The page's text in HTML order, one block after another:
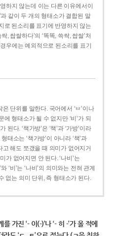
하지 않는데 이는 다른 이유에서이
과 같이 두 개의 형태소가 결합된 말
로 된소리를 표기에 반영하지 않는
, 쌉쌀하다’의 ‘똑똑, 쓱싹, 쌉쌀’처
우에는 예외적으로 된소리를 표기
단위를 말한다. 국어에서 ‘ㅂ’이나
에 형태소가 될 수 없지만 ‘비’가 되
다. ‘책가방’은 ‘책’과 ‘가방’이라
태소는 ‘책가방’이 아니라 ‘책’과
고 해도 쪼갰을 때 의미가 없어지거
가 없어지면 안 된다. ‘나비’는
‘비’는 ‘나비’의 의미와는 전혀 관계
없는 의미 단위, 즉 형태소가 된다.
가진 ‘- 이(-)’나 ‘- 히 -’가 올 적에